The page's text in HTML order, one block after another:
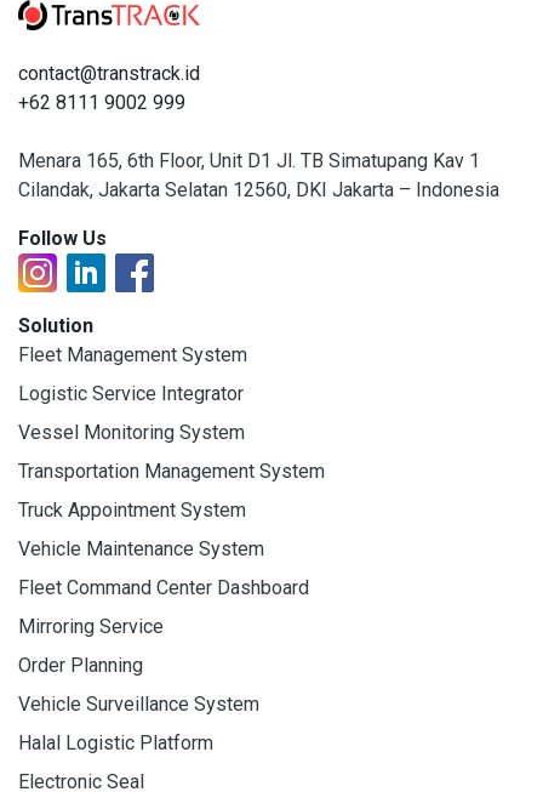
contact@transtrack.id
+62 8111 9002 999
Menara 165, 6th Floor, Unit D1 Jl. TB Simatupang Kav 1
Cilandak, Jakarta Selatan 12560, DKI Jakarta – Indonesia
Follow Us
Solution
Fleet Management System
Logistic Service Integrator
Vessel Monitoring System
Transportation Management System
Truck Appointment System
Vehicle Maintenance System
Fleet Command Center Dashboard
Mirroring Service
Order Planning
Vehicle Surveillance System
Halal Logistic Platform
Electronic Seal